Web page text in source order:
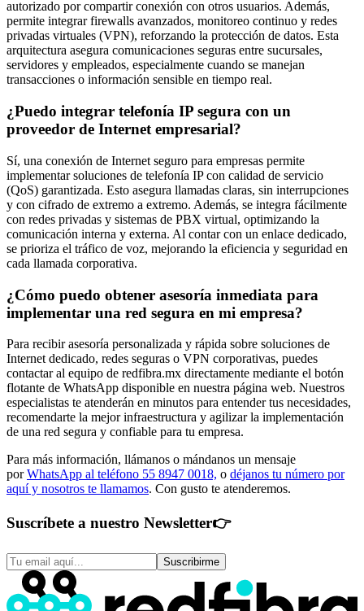
autorizado por compartir conexión con otros usuarios. Además,
permite integrar firewalls avanzados, monitoreo continuo y redes
privadas virtuales (VPN), reforzando la protección de datos. Esta
arquitectura asegura comunicaciones seguras entre sucursales,
servidores y empleados, especialmente cuando se manejan
transacciones o información sensible en tiempo real.
¿Puedo integrar telefonía IP segura con un
proveedor de Internet empresarial?
Sí, una conexión de Internet seguro para empresas permite
implementar soluciones de telefonía IP con calidad de servicio
(QoS) garantizada. Esto asegura llamadas claras, sin interrupciones
y con cifrado de extremo a extremo. Además, se integra fácilmente
con redes privadas y sistemas de PBX virtual, optimizando la
comunicación interna y externa. Al contar con un enlace dedicado,
se prioriza el tráfico de voz, mejorando la eficiencia y seguridad en
cada llamada corporativa.
¿Cómo puedo obtener asesoría inmediata para
implementar una red segura en mi empresa?
Para recibir asesoría personalizada y rápida sobre soluciones de
Internet dedicado, redes seguras o VPN corporativas, puedes
contactar al equipo de redfibra.mx directamente mediante el botón
flotante de WhatsApp disponible en nuestra página web. Nuestros
especialistas te atenderán en minutos para entender tus necesidades,
recomendarte la mejor infraestructura y agilizar la implementación
de una red segura y confiable para tu empresa.
Para más información, llámanos o mándanos un mensaje
porWhatsApp al teléfono 55 8947 0018, o déjanos tu número por
aquí y nosotros te llamamos. Con gusto te atenderemos.
Suscríbete a nuestro Newsletter👉
Suscribirme